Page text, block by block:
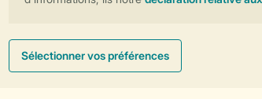
rapides et sécurisées